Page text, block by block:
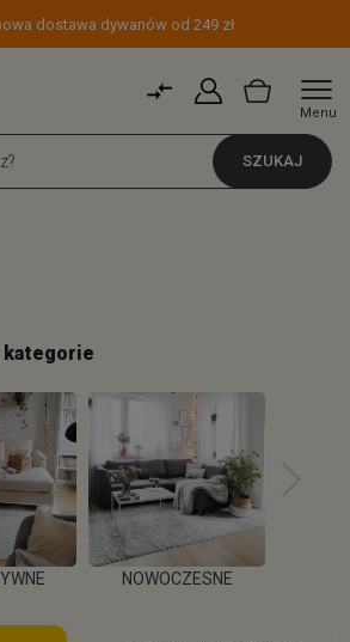
dostawa dywanów od 249 zł
Menu
SZUKAJ
kategorie
NOWOCZESNE